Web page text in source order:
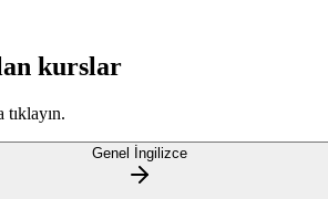
kurslar
Genel İngilizce